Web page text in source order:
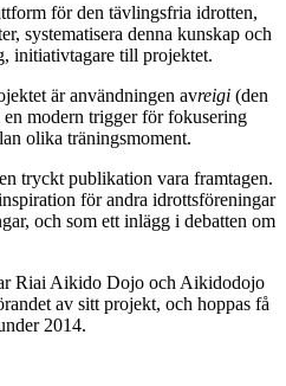
för den tävlingsfria idrotten,
systematisera denna kunskap och
initiativtagare till projektet.
är användningen avreigi (den
modern trigger för fokusering
olika träningsmoment.
tryckt publikation vara framtagen.
för andra idrottsföreningar
och som ett inlägg i debatten om
Riai Aikido Dojo och Aikidodojo
av sitt projekt, och hoppas få
2014.